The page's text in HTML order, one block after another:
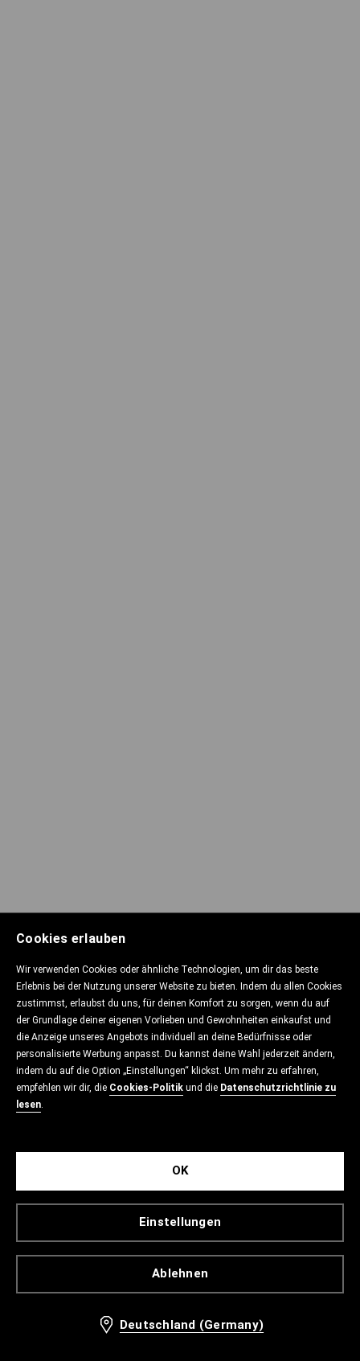
Cookies erlauben
Wir verwenden Cookies oder ähnliche Technologien, um dir das beste
Erlebnis bei der Nutzung unserer Website zu bieten. Indem du allen Cookies
zustimmst, erlaubst du uns, für deinen Komfort zu sorgen, wenn du auf
der Grundlage deiner eigenen Vorlieben und Gewohnheiten einkaufst und
die Anzeige unseres Angebots individuell an deine Bedürfnisse oder
personalisierte Werbung anpasst. Du kannst deine Wahl jederzeit ändern,
indem du auf die Option „Einstellungen“ klickst. Um mehr zu erfahren,
empfehlen wir dir, die Cookies-Politik und die Datenschutzrichtlinie zu
lesen.
Ablehnen
Einstellungen
OK
Deutschland (Germany)